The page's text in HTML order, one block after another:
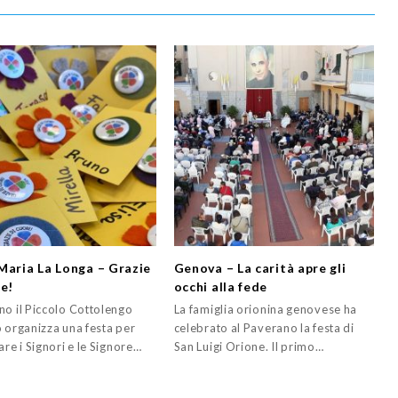
La Longa – Grazie
il Piccolo Cottolengo
organizza una festa per
i Signori e le Signore…
Genova – La carità apre gli
occhi alla fede
La famiglia orionina genovese ha
celebrato al Paverano la festa di
San Luigi Orione. Il primo…